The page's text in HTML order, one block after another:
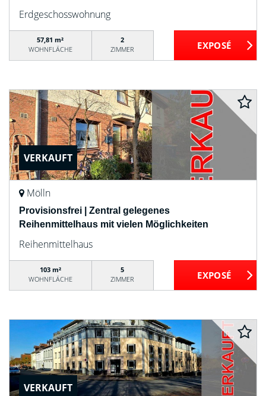
Erdgeschosswohnung
57,81 m²
WOHNFLÄCHE
2
ZIMMER
VERKAUFT
Mölln
Provisionsfrei | Zentral gelegenes
Reihenmittelhaus mit vielen Möglichkeiten
Reihenmittelhaus
103 m²
WOHNFLÄCHE
5
ZIMMER
VERKAUFT